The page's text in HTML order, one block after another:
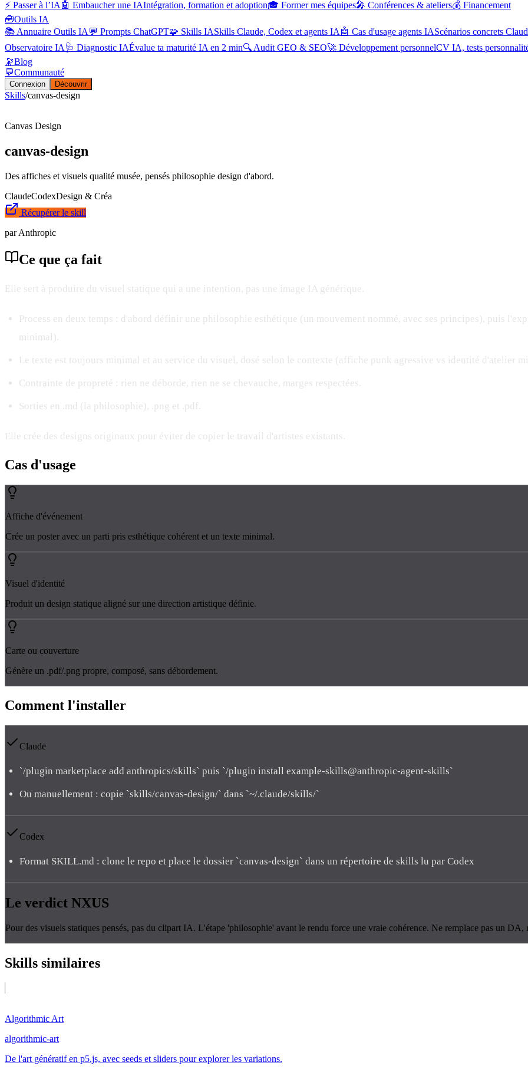
⚡ Passer à l’IA 🤖 Embaucher une IAIntégration, formation et adoption🎓 Former mes équipes🎤 Conférences & ateliers💰 Financement
🧰Outils IA
📚 Annuaire Outils IA 💬 Prompts ChatGPT🧩 Skills IASkills Claude, Codex et agents IA 🤖 Cas d'usage agents IAScénarios concrets
Observatoire IA 🩺 Diagnostic IAÉvalue ta maturité IA en 2 min🔍 Audit GEO & SEO🚀 Développement personnelCV IA, tests
🔭Blog
💬Communauté
Connexion Découvrir
Skills/canvas-design
Canvas Design
canvas-design
Des affiches et visuels qualité musée, pensés philosophie design d'abord.
ClaudeCodexDesign & Créa
Récupérer le skill
parAnthropic
Ce que ça fait
Elle sert à produire du visuel statique qui a une intention, pas une image IA générique.
Process en deux temps : d'abord définir une philosophie esthétique (un mouvement nommé, avec ses principes), puis
minimal).
Le texte est toujours minimal et au service du visuel, dosé selon le contexte (affiche punk agressive vs identité d'atelier
Contrainte de propreté : rien ne déborde, rien ne se chevauche, marges respectées.
Sorties en .md (la philosophie), .png et .pdf.
Elle crée des designs originaux pour éviter de copier le travail d'artistes existants.
Cas d'usage
Affiche d'événement
Crée un poster avec un parti pris esthétique cohérent et un texte minimal.
Visuel d'identité
Produit un design statique aligné sur une direction artistique définie.
Carte ou couverture
Génère un .pdf/.png propre, composé, sans débordement.
Comment l'installer
Claude
`/plugin marketplace add anthropics/skills` puis `/plugin install example-skills@anthropic-agent-skills`
Ou manuellement : copie `skills/canvas-design/` dans `~/.claude/skills/`
Codex
Format SKILL.md : clone le repo et place le dossier `canvas-design` dans un répertoire de skills lu par Codex
Le verdict NXUS
Pour des visuels statiques pensés, pas du clipart IA. L'étape 'philosophie' avant le rendu force une vraie cohérence. Ne remplace pas un DA,
Skills similaires
Algorithmic Art
algorithmic-art
De l'art génératif en p5.js, avec seeds et sliders pour explorer les variations.